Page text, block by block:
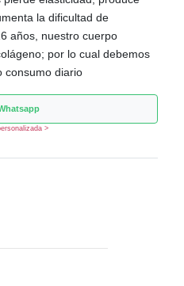
la dificultad de
años, nuestro cuerpo
por lo cual debemos
consumo diario
>